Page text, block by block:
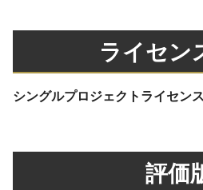
ライセン
シングルプロジェクトライセン
評価